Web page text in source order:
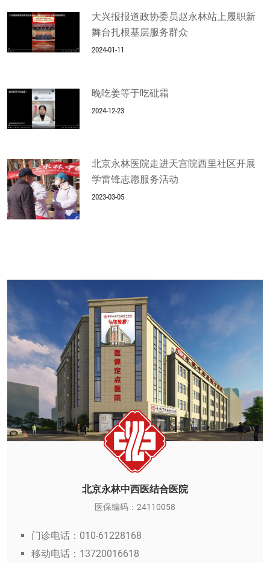
大兴报报道政协委员赵永林站上履职新
舞台扎根基层服务群众
2024-01-11
晚吃姜等于吃砒霜
2024-12-23
北京永林医院走进天宫院西里社区开展
学雷锋志愿服务活动
2023-03-05
北京永林中西医结合医院
医保编码：24110058
门诊电话：010-61228168
移动电话：13720016618